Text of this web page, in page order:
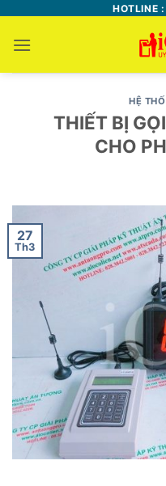
nội
dung
HOTLINE
HỆ
THIẾT BỊ
CHO
27
Th3